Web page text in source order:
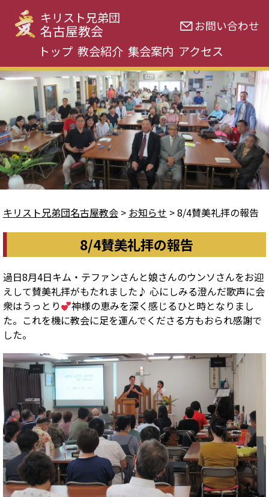
キリスト兄弟団
名古屋教会 お問い合わせ
トップ 教会紹介 集会案内 アクセス
キリスト兄弟団名古屋教会> お知らせ >8/4賛美礼拝の報告
8/4賛美礼拝の報告
過日8月4日キム・テファンさんと娘さんのウンソさんをお迎
えして賛美礼拝がもたれました♪ 心にしみる澄んだ歌声に会
衆はうっとり
神様の恵みを深く感じるひと時となりまし
た。これを機に教会に足を運んでくださる方もおられ感謝で
した。